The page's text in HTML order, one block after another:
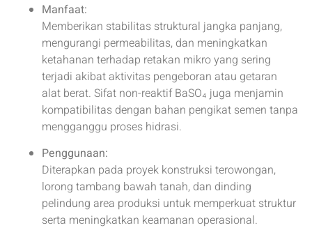
Manfaat:
Memberikan stabilitas struktural jangka panjang,
mengurangi permeabilitas, dan meningkatkan
ketahanan terhadap retakan mikro yang sering
terjadi akibat aktivitas pengeboran atau getaran
alat berat. Sifat non-reaktif BaSO₄ juga menjamin
kompatibilitas dengan bahan pengikat semen tanpa
mengganggu proses hidrasi.
Penggunaan:
Diterapkan pada proyek konstruksi terowongan,
lorong tambang bawah tanah, dan dinding
pelindung area produksi untuk memperkuat struktur
serta meningkatkan keamanan operasional.